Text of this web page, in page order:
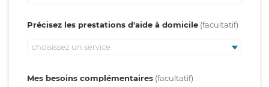
Précisez les prestations d'aide à domicile
choisissez un service
Mes besoins complémentaires